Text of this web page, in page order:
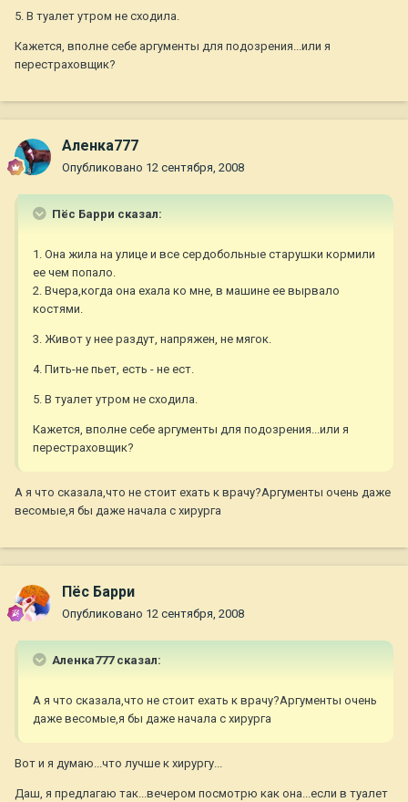
5. В туалет утром не сходила.
Кажется, вполне себе аргументы для подозрения...или я
перестраховщик?
Аленка777
Опубликовано 12 сентября, 2008
Пёс Барри сказал:
1. Она жила на улице и все сердобольные старушки кормили
ее чем попало.
2. Вчера,когда она ехала ко мне, в машине ее вырвало
костями.
3. Живот у нее раздут, напряжен, не мягок.
4. Пить-не пьет, есть - не ест.
5. В туалет утром не сходила.
Кажется, вполне себе аргументы для подозрения...или я
перестраховщик?
А я что сказала,что не стоит ехать к врачу?Аргументы очень даже
весомые,я бы даже начала с хирурга
Пёс Барри
Опубликовано 12 сентября, 2008
Аленка777 сказал:
А я что сказала,что не стоит ехать к врачу?Аргументы очень
даже весомые,я бы даже начала с хирурга
Вот и я думаю...что лучше к хирургу...
Даш, я предлагаю так...вечером посмотрю как она...если в туалет